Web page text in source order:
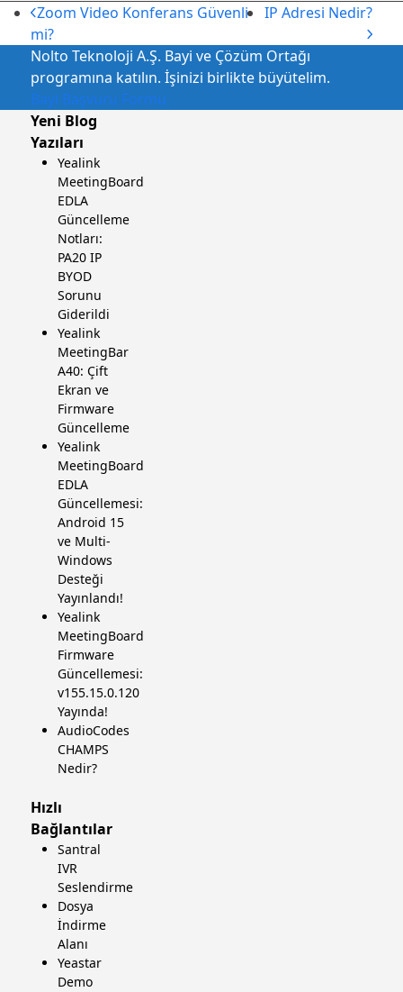
önceki
gönderi:
Zoom Video Konferans Güvenli
mi?
sonraki
IP Adresi Nedir?
Nolto Teknoloji A.Ş. Bayi ve Çözüm Ortağı
programına katılın. İşinizi birlikte büyütelim.
Bayi Başvuru Formu
Yeni Blog
Yazıları
Yealink
MeetingBoard
EDLA
Güncelleme
Notları:
PA20 IP
BYOD
Sorunu
Giderildi
Yealink
MeetingBar
A40: Çift
Ekran ve
Firmware
Güncelleme
Yealink
MeetingBoard
EDLA
Güncellemesi:
Android 15
ve Multi-
Windows
Desteği
Yayınlandı!
Yealink
MeetingBoard
Firmware
Güncellemesi:
v155.15.0.120
Yayında!
AudioCodes
CHAMPS
Nedir?
Hızlı
Bağlantılar
Santral
IVR
Seslendirme
Dosya
İndirme
Alanı
Yeastar
Demo